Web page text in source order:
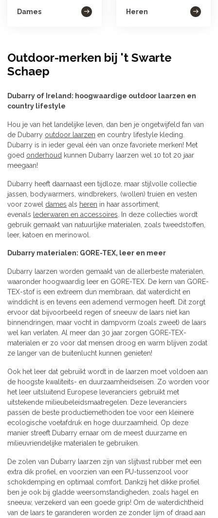
Dames Heren
Outdoor-merken bij 't Swarte
Schaep
Dubarry of Ireland: hoogwaardige outdoor laarzen en
country lifestyle
Hou je van het landelijke leven, dan ben je ongetwijfeld fan van
de Dubarry outdoor laarzen en country lifestyle kleding.
Dubarry is in ieder geval één van onze favoriete merken! Met
goed onderhoud kunnen Dubarry laarzen wel 10 tot 20 jaar
meegaan!
Dubarry heeft daarnaast een tijdloze, maar stijlvolle collectie
jassen, bodywarmers, windbrekers, (wollen) truien en vesten
voor zowel dames als heren in haar assortiment,
evenals lederwaren en accessoires . In deze collecties wordt
gebruik gemaakt van natuurlijke materialen, zoals tweedstoffen,
leer, katoen en merinowol.
Dubarry materialen: GORE-TEX, leer en meer
Dubarry laarzen worden gemaakt van de allerbeste materialen,
waaronder hoogwaardig leer en GORE-TEX. De kern van GORE-
TEX-stof is een extreem dun membraan, dat waterdicht en
winddicht is en tevens een ademend vermogen heeft. Dit zorgt
ervoor dat bijvoorbeeld regen of sneeuw de laars niet kan
binnendringen, maar vocht in dampvorm (zoals zweet) de laars
wel kan verlaten. Al meer dan 30 jaar zorgen GORE-TEX-
materialen er zo voor dat mensen droog en warm blijven zodat
ze langer van de buitenlucht kunnen genieten!
Ook het leer dat gebruikt wordt in de laarzen moet voldoen aan
de hoogste kwaliteits- en duurzaamheidseisen. Zo worden voor
het leer uitsluitend Europese leveranciers gebruikt met
uitstekende milieubeleidsmaatregelen. Deze leveranciers
passen de beste productiemethoden toe voor een kleinere
ecologische voetafdruk en hoge duurzaamheid. Op deze
manier streeft Dubarry ernaar om de meest duurzame en
milieuvriendelijke materialen te gebruiken.
De zolen van Dubarry laarzen zijn van slijtvast rubber met een
extra dik profiel, en voorzien van een PU-tussenzool voor
schokdemping en optimaal comfort. Dankzij het dikke profiel
ben je ook bij gladde weersomstandigheden, zoals hagel en
sneeuw, verzekerd van een goede grip! Om de waterdichtheid
van de laars te garanderen worden ze zonder lijm of draad aan